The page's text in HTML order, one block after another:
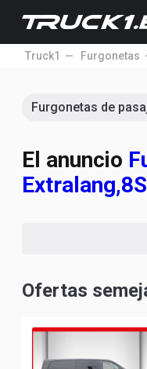
Truck1 Furgonetas
Furgonetas de
El anuncio
Ofertas